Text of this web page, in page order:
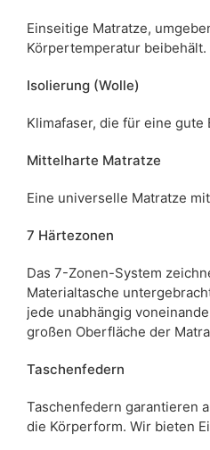
Einseitige Matratze,
Körpertemperatur
Isolierung (Wolle)
Klimafaser, die für eine
Mittelharte Matratze
Eine universelle Matratze
7 Härtezonen
Das 7-Zonen-System
Materialtasche
jede unabhängig
großen Oberfläche der
Taschenfedern
Taschenfedern garantieren
die Körperform. Wir bieten